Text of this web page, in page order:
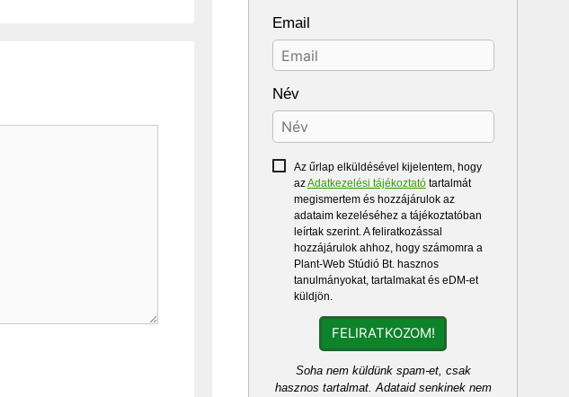
Email
Név
Az űrlap elküldésével kijelentem, hogy
azAdatkezelési tájékoztatótartalmát
megismertem és hozzájárulok az
adataim kezeléséhez a tájékoztatóban
leírtak szerint. A feliratkozással
hozzájárulok ahhoz, hogy számomra a
Plant-Web Stúdió Bt. hasznos
tanulmányokat, tartalmakat és eDM-et
küldjön.
FELIRATKOZOM!
Soha nem küldünk spam-et, csak
hasznos tartalmat. Adataid senkinek nem